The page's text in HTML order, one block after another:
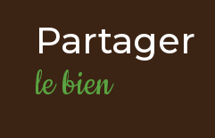
partager
le bien